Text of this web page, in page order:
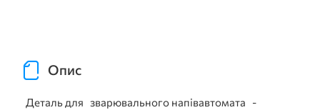
Опис
Деталь для зварювального напівавтомата -